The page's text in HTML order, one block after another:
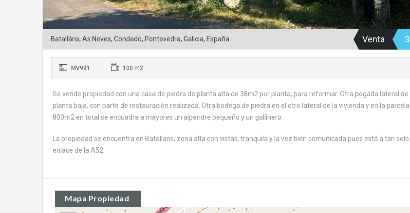
Batalláns, As Neves, Condado, Pontevedra, Galicia, España Venta
MV991 100 m2
Se vende propiedad con una casa de piedra de planta alta de 38m2 por planta, para reformar. Otra pegada lateral de
planta baja, con parte de restauración realizada. Otra bodega de piedra en el otro lateral de la vivienda y en la
800m2 en total se encuadra a mayores un alpendre pequeño y un gallinero.
La propiedad se encuentra en Batallans, zona alta con vistas, tranquila y la vez bien comunicada pues está a tan solo
enlace de la A52.
Mapa Propiedad